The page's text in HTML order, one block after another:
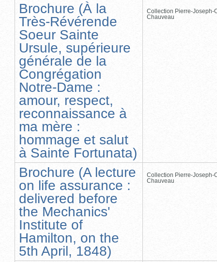
Brochure (À la
Très-Révérende
Soeur Sainte
Ursule, supérieure
générale de la
Congrégation
Notre-Dame :
amour, respect,
reconnaissance à
ma mère :
hommage et salut
à Sainte Fortunata)
Collection Pierre-Joseph-
Chauveau
Brochure (A lecture
on life assurance :
delivered before
the Mechanics'
Institute of
Hamilton, on the
5th April, 1848)
Collection Pierre-Joseph-
Chauveau